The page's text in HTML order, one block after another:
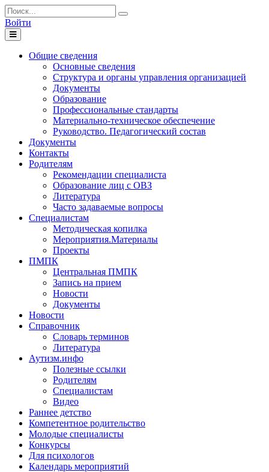
Войти
Toggle
navigation
Общие сведения
Основные сведения
Структура и органы управления организацией
Документы
Образование
Профессиональные стандарты
Материально-техническое обеспечение
Руководство. Педагогический состав
Документы
Контакты
Родителям
Рекомендации специалиста
Образование лиц с ОВЗ
Литература
Часто задаваемые вопросы
Специалистам
Методическая копилка
Мероприятия.Материалы
Проекты
ПМПК
Центральная ПМПК
Запись на прием
Новости
Документы
Новости
Справочник
Словарь терминов
Литература
Аутизм.инфо
Полезные ссылки
Родителям
Специалистам
Видео
Раннее детство
Компетентное родительство
Молодые специалисты
Конкурсы
Для психологов
Календарь мероприятий